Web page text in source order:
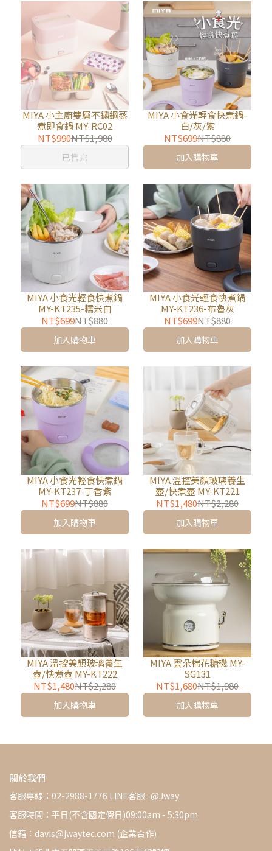
MIYA 小主廚雙層不鏽鋼蒸
煮即食鍋 MY-RC02
NT$990NT$1,980
已售完
MIYA 小食光輕食快煮鍋-
白/灰/紫
NT$699NT$880
加入購物車
MIYA 小食光輕食快煮鍋
MY-KT235-糯米白
NT$699NT$880
加入購物車
MIYA 小食光輕食快煮鍋
MY-KT236-布魯灰
NT$699NT$880
加入購物車
MIYA 小食光輕食快煮鍋
MY-KT237-丁香紫
NT$699NT$880
加入購物車
MIYA 溫控美顏玻璃養生
壺/快煮壺 MY-KT221
NT$1,480NT$2,280
加入購物車
MIYA 溫控美顏玻璃養生
壺/快煮壺 MY-KT222
NT$1,480NT$2,280
加入購物車
MIYA 雲朵棉花糖機 MY-
SG131
NT$1,680NT$1,980
加入購物車
關於我們
客服專線：02-2988-1776 LINE客服 : @Jway
客服時間：平日(不含國定假日)09:00am - 5:30pm
信箱：davis@jwaytec.com (企業合作)